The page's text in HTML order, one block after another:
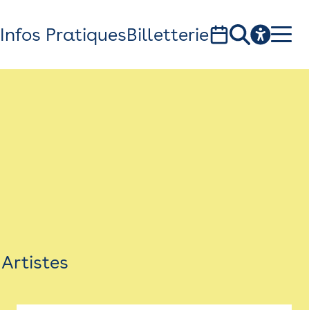
Infos PratiquesBilletterie
1, av. du Chateau d'eau - 31300 Toulouse
Artistes